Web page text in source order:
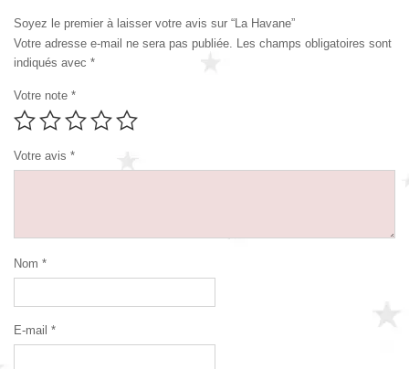
Soyez le premier à laisser votre avis sur “La Havane”
Votre adresse e-mail ne sera pas publiée. Les champs obligatoires sont
indiqués avec *
Votre note *
Votre avis *
Nom *
E-mail *